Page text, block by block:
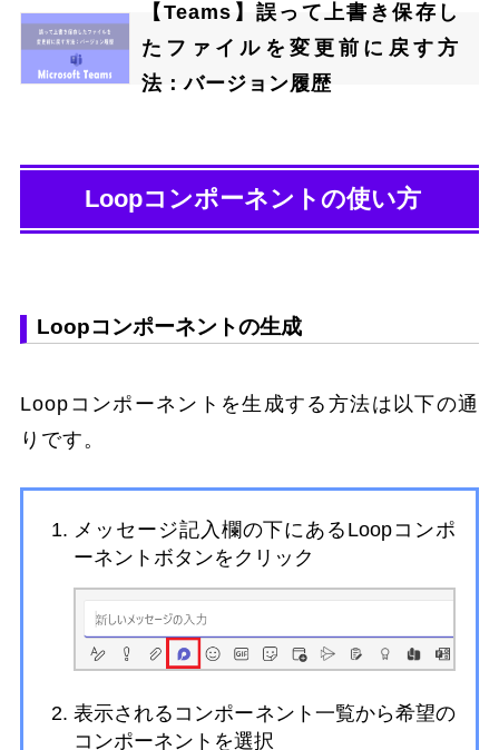
【Teams】誤って上書き保存し
たファイルを変更前に戻す方
法：バージョン履歴
Loopコンポーネントの使い方
Loopコンポーネントの生成
Loopコンポーネントを生成する方法は以下の通
りです。
メッセージ記入欄の下にあるLoopコンポ
ーネントボタンをクリック
表示されるコンポーネント一覧から希望の
コンポーネントを選択